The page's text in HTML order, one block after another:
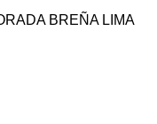
BREÑA LIMA